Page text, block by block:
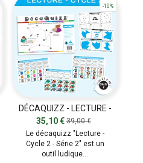
-10%
DÉCAQUIZZ - LECTURE -
SÉRIE 2
35,10 €39,00 €
Le décaquizz "Lecture -
Cycle 2 - Série 2" est un
outil ludique...